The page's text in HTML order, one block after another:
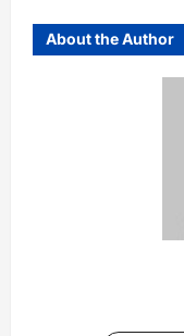
About the Author